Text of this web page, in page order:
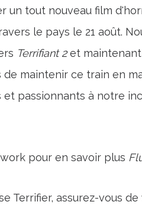
un tout nouveau film
le pays le 21 août.
Terrifiant 2et
de maintenir ce train en
et passionnants à notre
pour en savoir plus
Terrifier, assurez-vous